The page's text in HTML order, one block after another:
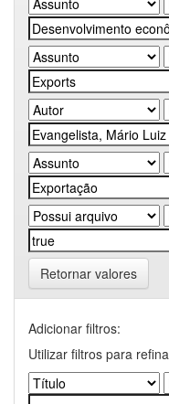
Retornar valores
Adicionar filtros:
Utilizar filtros para